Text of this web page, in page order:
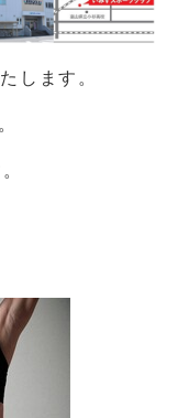
します。